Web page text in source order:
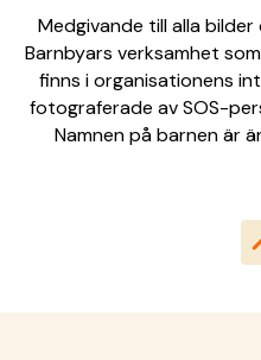
Medgivande till alla
Barnbyars verksamhet
finns i organisationens
fotograferade av SOS-
Namnen på barnen är